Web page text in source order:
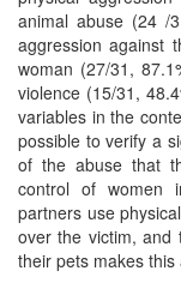
animal abuse (24 /
aggression against
woman (27/31,
violence (15/31,
variables in the
possible to verify a
of the abuse that
control of women
partners use
over the victim, and
their pets makes